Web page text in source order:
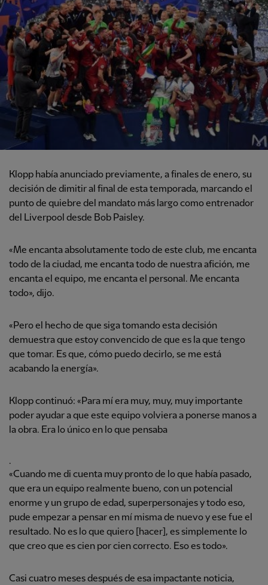
Klopp había anunciado previamente, a finales de enero, su
decisión de dimitir al final de esta temporada, marcando el
punto de quiebre del mandato más largo como entrenador
del Liverpool desde Bob Paisley.
«Me encanta absolutamente todo de este club, me encanta
todo de la ciudad, me encanta todo de nuestra afición, me
encanta el equipo, me encanta el personal. Me encanta
todo», dijo.
«Pero el hecho de que siga tomando esta decisión
demuestra que estoy convencido de que es la que tengo
que tomar. Es que, cómo puedo decirlo, se me está
acabando la energía».
Klopp continuó: «Para mí era muy, muy, muy importante
poder ayudar a que este equipo volviera a ponerse manos a
la obra. Era lo único en lo que pensaba
.
«Cuando me di cuenta muy pronto de lo que había pasado,
que era un equipo realmente bueno, con un potencial
enorme y un grupo de edad, superpersonajes y todo eso,
pude empezar a pensar en mí misma de nuevo y ese fue el
resultado. No es lo que quiero [hacer], es simplemente lo
que creo que es cien por cien correcto. Eso es todo».
Casi cuatro meses después de esa impactante noticia,